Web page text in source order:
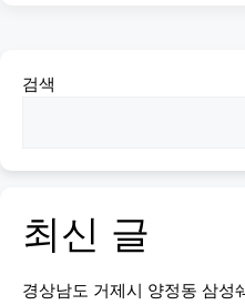
검색
최신 글
경상남도 거제시 양정동 삼